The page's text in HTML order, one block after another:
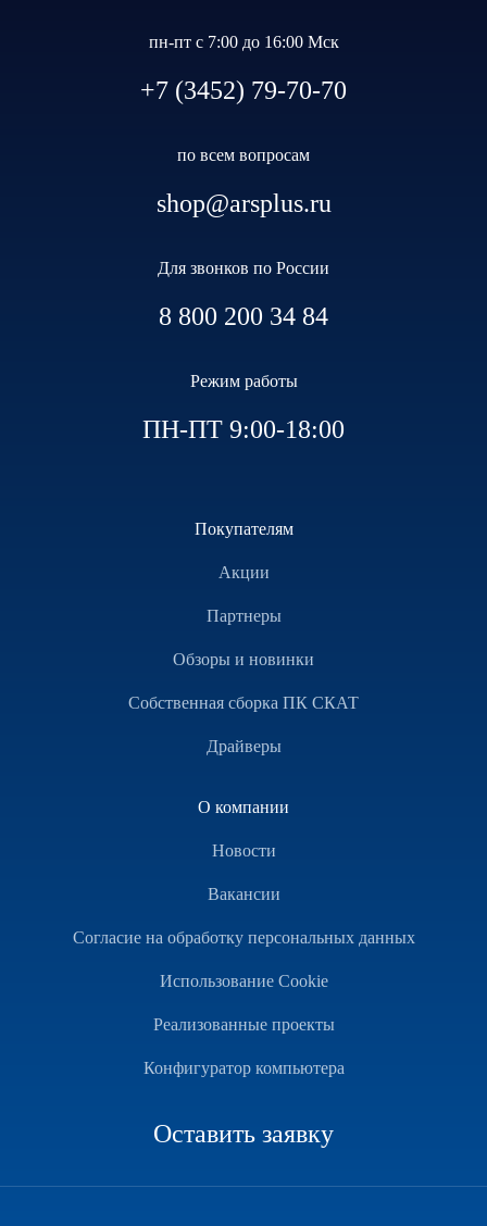
пн-пт с 7:00 до 16:00 Мск
+7 (3452) 79-70-70
по всем вопросам
shop@arsplus.ru
Для звонков по России
8 800 200 34 84
Режим работы
ПН-ПТ 9:00-18:00
Покупателям
Акции
Партнеры
Обзоры и новинки
Собственная сборка ПК СКАТ
Драйверы
О компании
Новости
Вакансии
Согласие на обработку персональных данных
Использование Cookie
Реализованные проекты
Конфигуратор компьютера
Оставить заявку